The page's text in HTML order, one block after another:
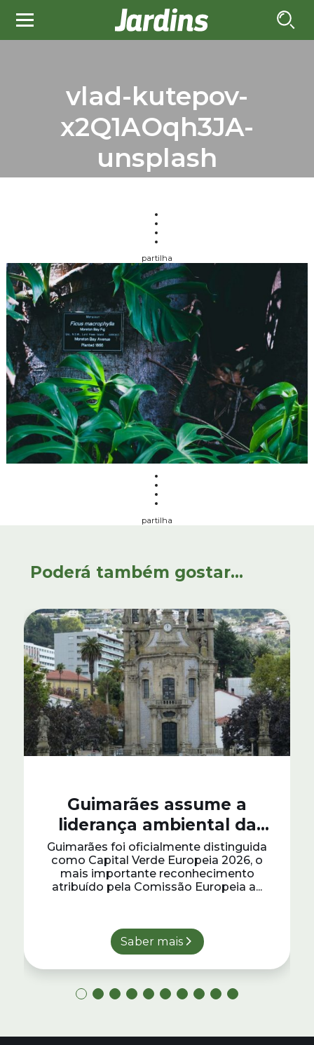
vlad-kutepov-
x2Q1AOqh3JA-
unsplash
partilha
partilha
Poderá também gostar...
Guimarães assume a
liderança ambiental da
Europa como Capital Verde
Europeia 2026
Guimarães foi oficialmente distinguida
como Capital Verde Europeia 2026, o
mais importante reconhecimento
atribuído pela Comissão Europeia a...
Saber mais